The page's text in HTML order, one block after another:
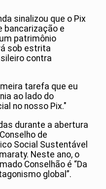
sinalizou que o Pix
bancarização e
patrimônio
sob estrita
contra
tarefa que eu
ao lado do
no nosso Pix."
durante a abertura
de
Social Sustentável
Neste ano, o
Conselhão é “Da
global”.